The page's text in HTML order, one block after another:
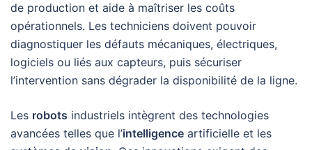
de production et aide à maîtriser les coûts
opérationnels. Les techniciens doivent pouvoir
diagnostiquer les défauts mécaniques, électriques,
logiciels ou liés aux capteurs, puis sécuriser
l’intervention sans dégrader la disponibilité de la ligne.
Les robots industriels intègrent des technologies
avancées telles que l’intelligence artificielle et les